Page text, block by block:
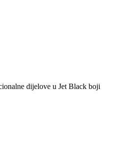
dijelove u Jet Black boji